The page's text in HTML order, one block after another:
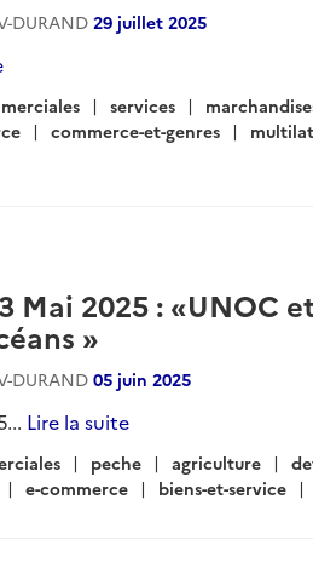
DURAND 29 juillet 2025
services
commerce-et-genres
Mai 2025 : «UNOC
»
DURAND 05 juin 2025
Lire la suite
peche agriculture
e-commerce biens-et-service